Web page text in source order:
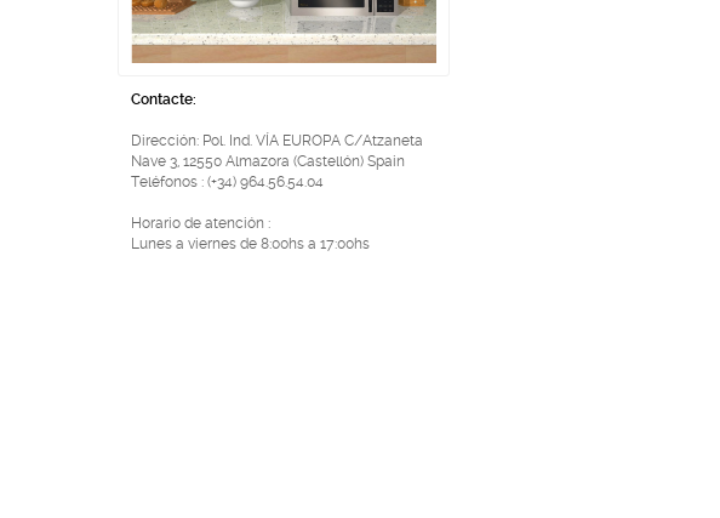
Contacte:
Dirección: Pol. Ind. VÍA EUROPA C/Atzaneta
Nave 3, 12550 Almazora (Castellón) Spain
Teléfonos : (+34) 964.56.54.04
Horario de atención :
Lunes a viernes de 8:00hs a 17:00hs